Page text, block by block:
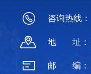
咨询热线：
地 址：
邮 编：